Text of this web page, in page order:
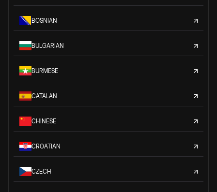
BOSNIAN
BULGARIAN
BURMESE
CATALAN
CHINESE
CROATIAN
CZECH